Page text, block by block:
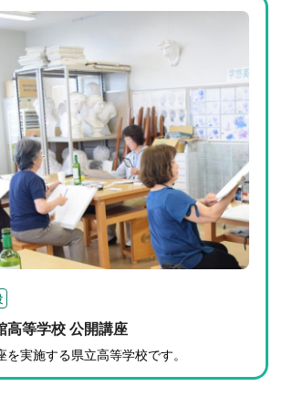
高等学校 公開講座
を実施する県立高等学校です。